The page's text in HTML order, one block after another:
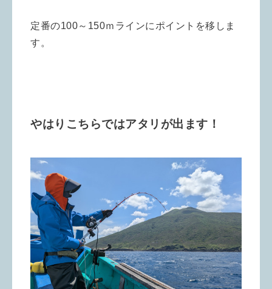
定番の100～150ｍラインにポイントを移しま
す。
やはりこちらではアタリが出ます！